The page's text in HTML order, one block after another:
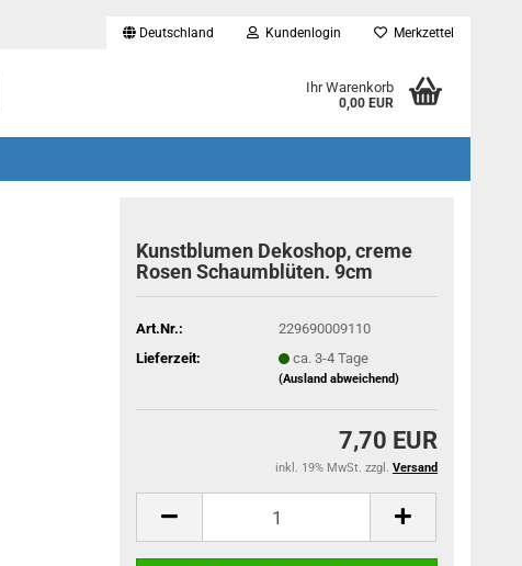
Deutschland Kundenlogin Merkzettel
Ihr Warenkorb
0,00 EUR
Kunstblumen Dekoshop, creme
Rosen Schaumblüten. 9cm
Art.Nr.:
229690009110
Lieferzeit:
ca. 3-4 Tage
(Ausland abweichend)
7,70 EUR
inkl. 19% MwSt. zzgl. Versand